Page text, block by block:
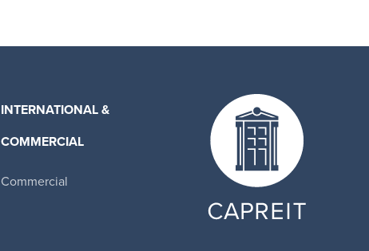
INTERNATIONAL &
COMMERCIAL
Commercial